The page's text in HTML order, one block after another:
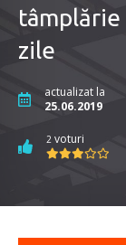
tâmplărie
zile
actualizat la
25.06.2019
2 voturi